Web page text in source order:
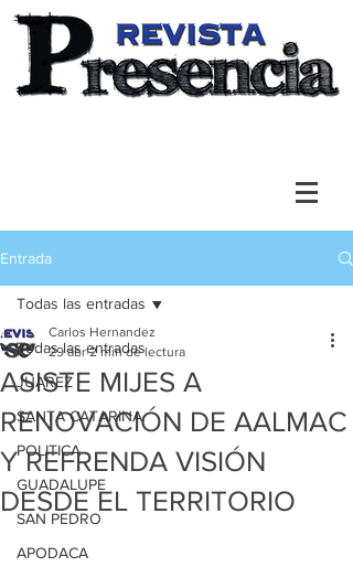
Entrada
Todas las entradas
JUAREZ
SANTA CATARINA
POLITICA
GUADALUPE
SAN PEDRO
APODACA
Todas las entradas
ASISTE MIJES A
RENOVACIÓN DE AALMAC
Y REFRENDA VISIÓN
DESDE EL TERRITORIO
Carlos Hernandez
29 abr 2 min de lectura